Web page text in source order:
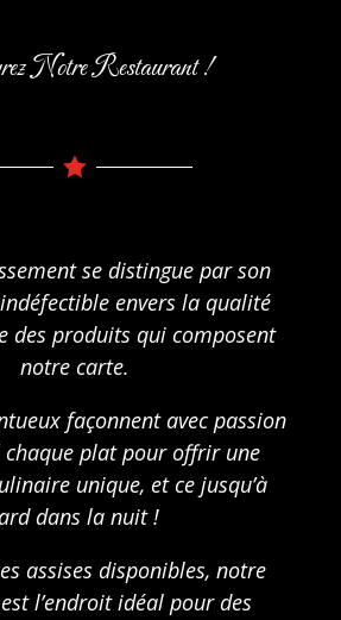
Notre Restaurant !

se distingue par son
envers la qualité
des produits qui composent
notre carte.
façonnent avec passion
plat pour offrir une
unique, et ce jusqu’à
dans la nuit !
assises disponibles, notre
l’endroit idéal pour des